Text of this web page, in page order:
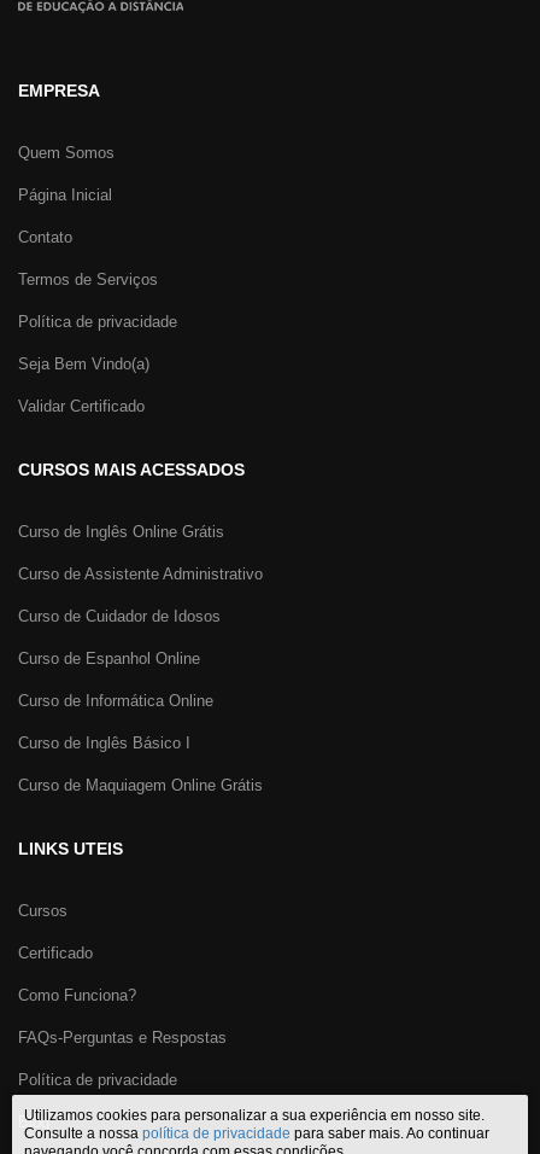
EMPRESA
Quem Somos
Página Inicial
Contato
Termos de Serviços
Política de privacidade
Seja Bem Vindo(a)
Validar Certificado
CURSOS MAIS ACESSADOS
Curso de Inglês Online Grátis
Curso de Assistente Administrativo
Curso de Cuidador de Idosos
Curso de Espanhol Online
Curso de Informática Online
Curso de Inglês Básico I
Curso de Maquiagem Online Grátis
LINKS UTEIS
Cursos
Certificado
Como Funciona?
FAQs-Perguntas e Respostas
Política de privacidade
Blog
Utilizamos cookies para personalizar a sua experiência em nosso site.
Consulte a nossa política de privacidade para saber mais. Ao continuar